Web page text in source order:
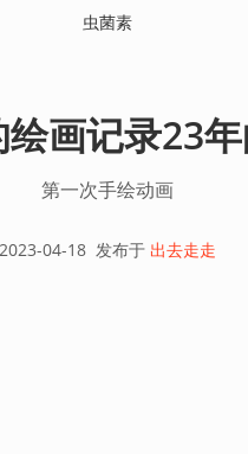
虫菌素
画记录23
第一次手绘动画
2023-04-18 发布于 出去走走